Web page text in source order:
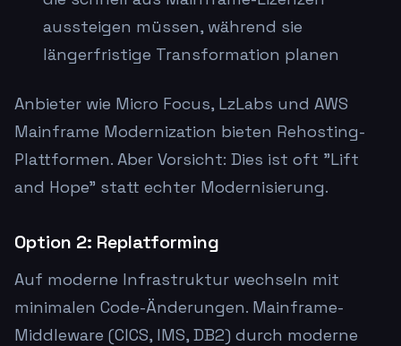
aussteigen müssen, während sie
längerfristige Transformation planen
Anbieter wie Micro Focus, LzLabs und AWS
Mainframe Modernization bieten Rehosting-
Plattformen. Aber Vorsicht: Dies ist oft "Lift
and Hope" statt echter Modernisierung.
Option 2: Replatforming
Auf moderne Infrastruktur wechseln mit
minimalen Code-Änderungen. Mainframe-
Middleware (CICS, IMS, DB2) durch moderne